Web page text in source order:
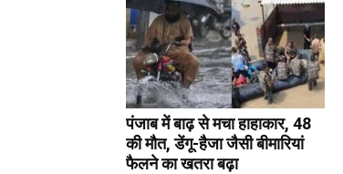
पंजाब में बाढ़ से मचा हाहाकार, 48
की मौत, डेंगू-हैजा जैसी बीमारियां
फैलने का खतरा बढ़ा